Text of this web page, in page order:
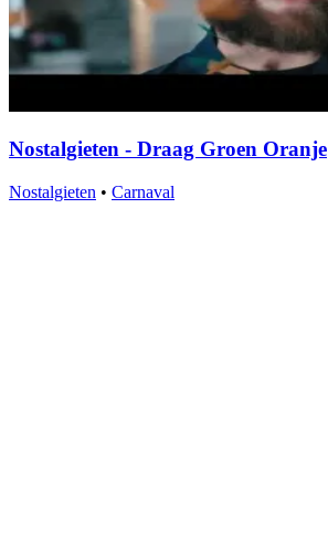
Nostalgieten - Draag Groen Oranje
Nostalgieten • Carnaval